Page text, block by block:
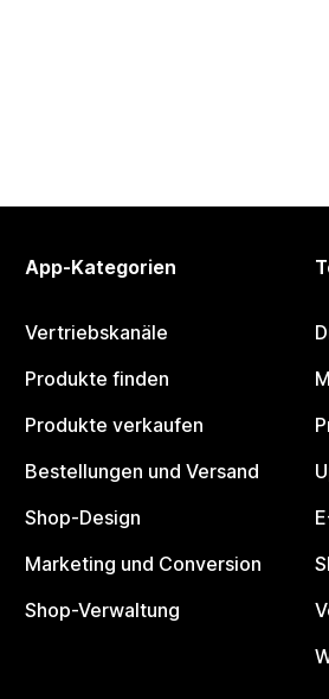
App-Kategorien
Vertriebskanäle
Produkte finden
Produkte verkaufen
Bestellungen und Versand
Shop-Design
Marketing und Conversion
Shop-Verwaltung